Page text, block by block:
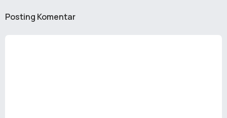
Posting Komentar